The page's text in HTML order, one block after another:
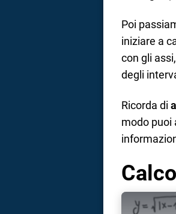
Poi
iniziare a
con gli
degli
Ricorda di
modo puoi